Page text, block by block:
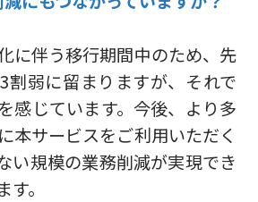
に伴う移行期間中のため、先
割弱に留まりますが、それで
感じています。今後、より多
本サービスをご利用いただく
い規模の業務削減が実現でき
。